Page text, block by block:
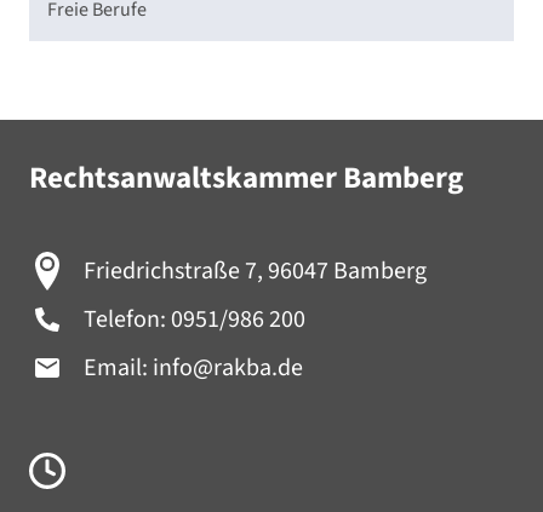
Freie Berufe
Rechtsanwaltskammer Bamberg
Friedrichstraße 7, 96047 Bamberg
Telefon: 0951/986 200
Email: info@rakba.de